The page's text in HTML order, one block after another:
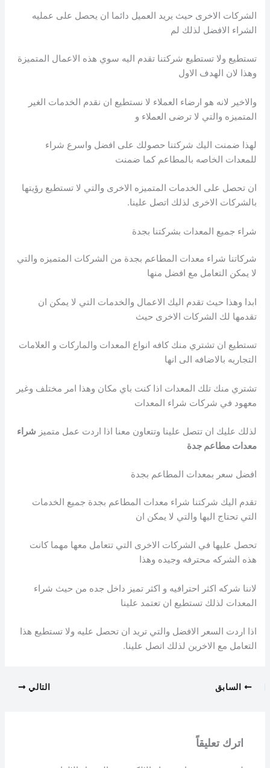
الشركات الاخرى حيث يريد العميل دائما ان يحصل على عمليه
الشراء الافضل لذلك لم
تستطيع ولا تستطيع شركتنا تقدم اليه سوي هذه الاعمال المتميزة
وهذا لان الهدف الاول
والاخير لانه هو ارضاء العملاء لا نستطيع ان نقدم الخدمات الغير
المتميزه والتي لا ترضى العملاء و
لهذا ضمنت اليك شركتنا حصولك على افضل واسرع شراء
للمعدات الخاصه بالمطاعم كما ضمنت
ان تحصل على الخدمات المتميزه الاخرى والتي لا تستطيع رؤيتها
بالشركات الاخرى لذلك اتصل علينا.
شراء جميع المعدات بشركتنا بجدة
شركاتنا شراء معدات المطاعم بجدة من الشركات المتميزه والتي
لا يمكن التعامل مع افضل منها
ابدا وهذا حيث تقدم اليك الاعمال والخدمات التي لا يمكن ان
تقدمها لك الشركات الاخرى حيث
تستطيع ان تشتري منك كافه انواع المعدات والماركات و العلامات
التجاريه بالاضافه الى انها
تشتري منك تلك المعدات اذا كنت باي مكان وهذا امر مختلف وغير
معهود في شركات شراء المعدات
لذلك عليك ان تتصل علينا وتتعاون معنا اذا اردت عمل متميز شراء
معدات مطاعم جدة
افضل سعر بمعدات المطاعم بجدة
تقدم اليك شركتنا شراء معدات المطاعم بجدة جميع الخدمات
التي تحتاج اليها والتي لا يمكن ان
تحصل عليها في الشركات الاخرى التي تتعامل معها مهما كانت
هذه الشركه محترفه وجيده وهذا
لاننا شركه اكثر احترافيه و اكثر تميز داخل جده من حيث شراء
المعدات لذلك تستطيع ان تعتمد علينا
اذا اردت السعر الافضل والتي تريد ان تحصل عليه ولا تستطيع هذا
التعامل مع الاخرين لذلك اتصل علينا.
السابق التالي
اترك تعليقاً